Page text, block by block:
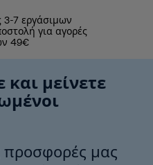
3-7 εργάσιμων
για αγορές
49€
και μείνετε
προσφορές μας